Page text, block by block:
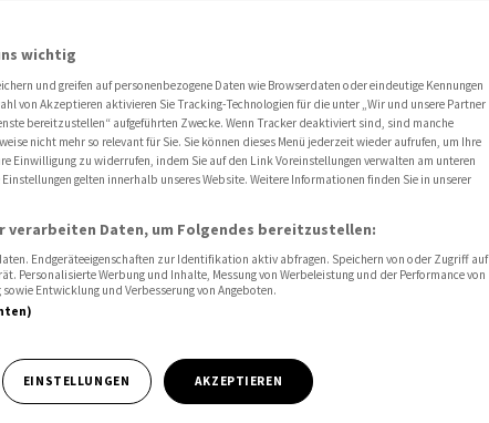
die grössten Chancen
wichtig
und greifen auf personenbezogene Daten wie Browserdaten oder eindeutige Kennungen
von Akzeptieren aktivieren Sie Tracking-Technologien für die unter „Wir und unsere Partner
bereitzustellen“ aufgeführten Zwecke. Wenn Tracker deaktiviert sind, sind manche
nicht mehr so relevant für Sie. Sie können dieses Menü jederzeit wieder aufrufen, um Ihre
Einwilligung zu widerrufen, indem Sie auf den Link Voreinstellungen verwalten am unteren
gelten innerhalb unseres Website. Weitere Informationen finden Sie in unserer
verarbeiten Daten, um Folgendes bereitzustellen:
Endgeräteeigenschaften zur Identifikation aktiv abfragen. Speichern von oder Zugriff auf
Personalisierte Werbung und Inhalte, Messung von Werbeleistung und der Performance von
Entwicklung und Verbesserung von Angeboten.
EINSTELLUNGEN AKZEPTIEREN